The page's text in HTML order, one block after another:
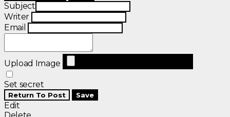
Subject
Writer
Email
Upload Image
Set secret
Return To Post Save
Edit
Delete